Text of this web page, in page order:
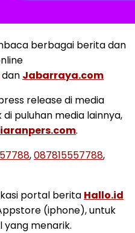
berbagai berita dan
dan Jabarraya.com
release di media
puluhan media lainnya,
.
,087815557788,
portal berita Hallo.id
(iphone), untuk
menarik.